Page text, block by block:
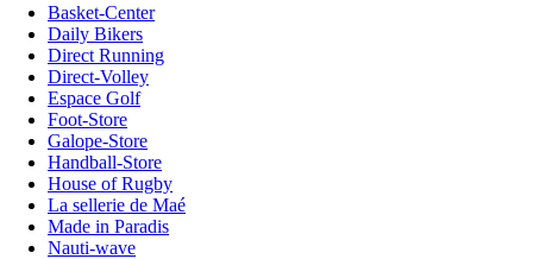
Basket-Center
Daily Bikers
Direct Running
Direct-Volley
Espace Golf
Foot-Store
Galope-Store
Handball-Store
House of Rugby
La sellerie de Maé
Made in Paradis
Nauti-wave